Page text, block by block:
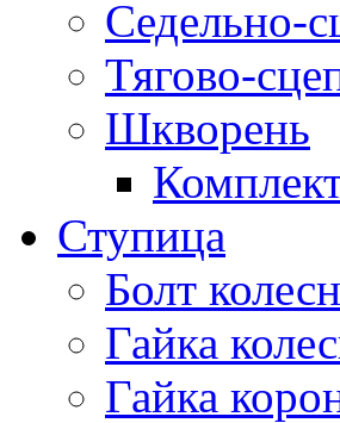
Седельно-
Тягово-
Шкворень
Ступица
Болт
Гайка
Гайка